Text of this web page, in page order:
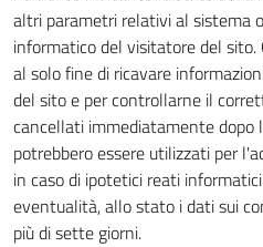
altri parametri relativi al sistema
informatico del visitatore del
al solo fine di ricavare
del sito e per controllarne il
cancellati immediatamente dopo
potrebbero essere utilizzati per
in caso di ipotetici reati
eventualità, allo stato i dati sui
più di sette giorni.